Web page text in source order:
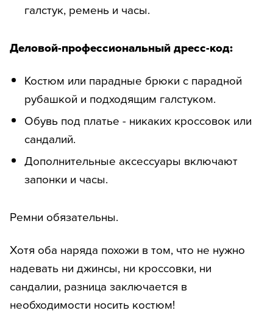
галстук, ремень и часы.
Деловой-профессиональный дресс-код:
Костюм или парадные брюки с парадной
рубашкой и подходящим галстуком.
Обувь под платье - никаких кроссовок или
сандалий.
Дополнительные аксессуары включают
запонки и часы.
Ремни обязательны.
Хотя оба наряда похожи в том, что не нужно
надевать ни джинсы, ни кроссовки, ни
сандалии, разница заключается в
необходимости носить костюм!